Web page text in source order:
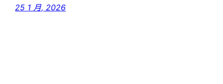
25 1 月, 2026